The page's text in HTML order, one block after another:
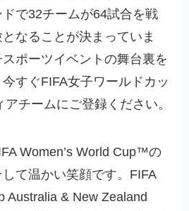
で32チームが64試合を戦
なることが決まっていま
ポーツイベントの舞台裏を
すぐFIFA女子ワールドカッ
チームにご登録ください。
Women’s World Cup™の
て温かい笑顔です。FIFA
Australia & New Zealand